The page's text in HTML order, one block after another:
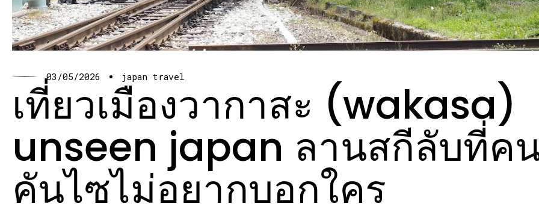
03/05/2026 japan travel
เที่ยวเมืองวากาสะ (wakasa)
unseen japan ลานสกีลับที่ค
คันไซไม่อยากบอกใคร